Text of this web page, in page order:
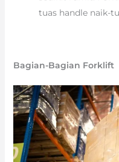
tuas handle naik-
Bagian-Bagian Forklift